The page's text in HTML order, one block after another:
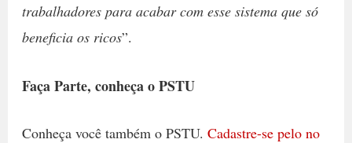
trabalhadores para acabar com esse sistema que só
beneficia os ricos”.
Faça Parte, conheça o PSTU
Conheça você também o PSTU. Cadastre-se pelo no